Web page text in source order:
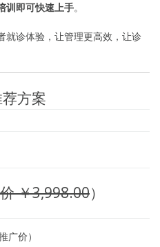
训即可快速上手。
就诊体验，让管理更高效，让诊
方案
￥3,998.00）
广价）